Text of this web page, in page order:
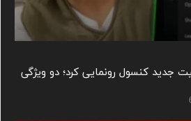
جدید کنسول رونمایی کرد؛ دو ویژگی